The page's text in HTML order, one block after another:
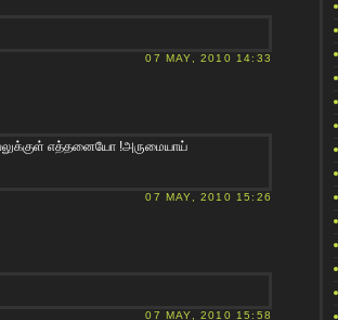
07 MAY, 2010 14:33
எத்தனையோ !அருமையாய்
07 MAY, 2010 15:26
07 MAY, 2010 15:58